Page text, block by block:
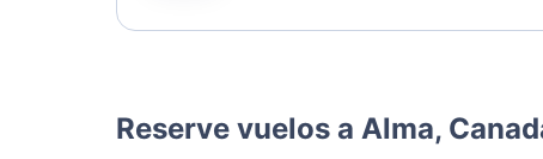
Reserve vuelos a Alma,